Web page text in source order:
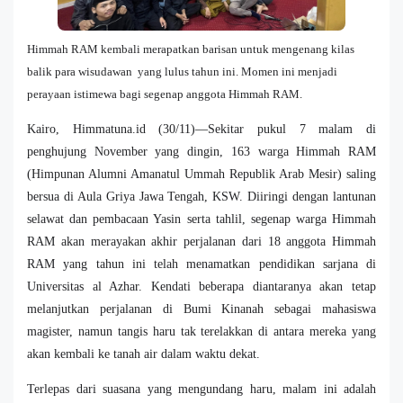
Himmah RAM kembali merapatkan barisan untuk mengenang kilas
balik para wisudawan yang lulus tahun ini. Momen ini menjadi
perayaan istimewa bagi segenap anggota Himmah RAM.
Kairo, Himmatuna.id (30/11)—Sekitar pukul 7 malam di
penghujung November yang dingin, 163 warga Himmah RAM
(Himpunan Alumni Amanatul Ummah Republik Arab Mesir) saling
bersua di Aula Griya Jawa Tengah, KSW. Diiringi dengan lantunan
selawat dan pembacaan Yasin serta tahlil, segenap warga Himmah
RAM akan merayakan akhir perjalanan dari 18 anggota Himmah
RAM yang tahun ini telah menamatkan pendidikan sarjana di
Universitas al Azhar. Kendati beberapa diantaranya akan tetap
melanjutkan perjalanan di Bumi Kinanah sebagai mahasiswa
magister, namun tangis haru tak terelakkan di antara mereka yang
akan kembali ke tanah air dalam waktu dekat.
Terlepas dari suasana yang mengundang haru, malam ini adalah